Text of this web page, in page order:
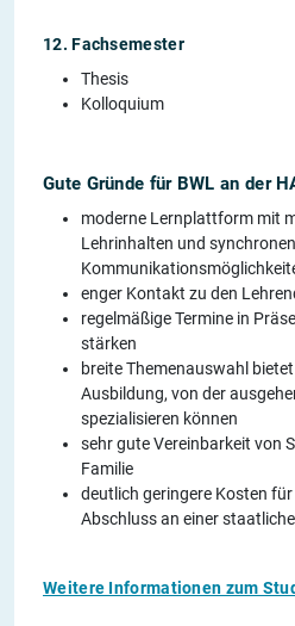
12. Fachsemester
Thesis
Kolloquium
Gute Gründe für BWL an der
moderne Lernplattform mit
Lehrinhalten und
enger Kontakt zu den
regelmäßige Termine in
stärken
breite Themenauswahl
Ausbildung, von der
spezialisieren können
sehr gute Vereinbarkeit von
Familie
deutlich geringere Kosten
Abschluss an einer
Weitere Informationen zum